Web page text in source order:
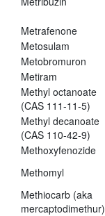
Metrafenone
Metosulam
Metobromuron
Metiram
Methyl octanoate
(CAS 111-11-5)
Methyl decanoate
(CAS 110-42-9)
Methoxyfenozide
Methomyl
Methiocarb (aka
mercaptodimethur)